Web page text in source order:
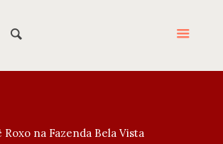
Roxo na Fazenda Bela Vista